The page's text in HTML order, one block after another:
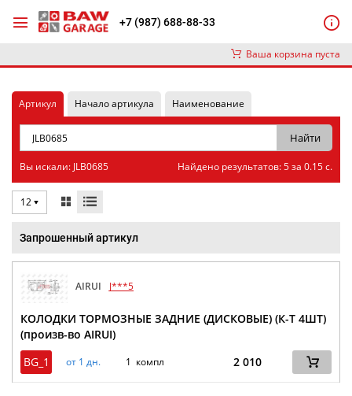
+7 (987) 688-88-33
Ваша корзина пуста
Артикул Начало артикула Наименование
Вы искали: JLB0685 Найдено результатов: 5 за 0.15 с.
12
Запрошенный артикул
AIRUI J***5
КОЛОДКИ ТОРМОЗНЫЕ ЗАДНИЕ (ДИСКОВЫЕ) (К-Т 4ШТ)
(произв-во AIRUI)
BG_1
от 1 дн. 1 компл 2 010